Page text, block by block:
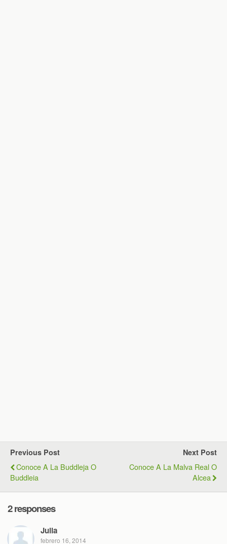
Previous Post
Conoce A La Buddleja O
Buddleia
Next Post
Conoce A La Malva Real O
Alcea
2 responses
Julia
febrero 16, 2014